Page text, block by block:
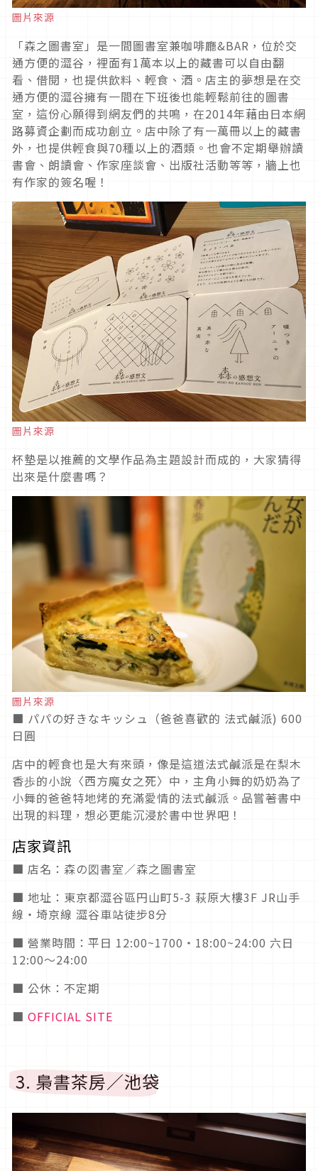
圖片來源
「森之圖書室」是一間圖書室兼咖啡廳&BAR，位於交
通方便的澀谷，裡面有1萬本以上的藏書可以自由翻
看、借閱，也提供飲料、輕食、酒。店主的夢想是在交
通方便的澀谷擁有一間在下班後也能輕鬆前往的圖書
室，這份心願得到網友們的共鳴，在2014年藉由日本網
路募資企劃而成功創立。店中除了有一萬冊以上的藏書
外，也提供輕食與70種以上的酒類。也會不定期舉辦讀
書會、朗讀會、作家座談會、出版社活動等等，牆上也
有作家的簽名喔！
圖片來源
杯墊是以推薦的文學作品為主題設計而成的，大家猜得
出來是什麼書嗎？
圖片來源
■ パパの好きなキッシュ（爸爸喜歡的 法式鹹派) 600
日圓
店中的輕食也是大有來頭，像是這道法式鹹派是在梨木
香歩的小說〈西方魔女之死〉中，主角小舞的奶奶為了
小舞的爸爸特地烤的充滿愛情的法式鹹派。品嘗著書中
出現的料理，想必更能沉浸於書中世界吧！
店家資訊
■ 店名：森の図書室／森之圖書室
■ 地址：東京都澀谷區円山町5-3 萩原大樓3F JR山手
線・埼京線 澀谷車站徒步8分
■ 營業時間：平日 12:00~1700・18:00~24:00 六日
12:00～24:00
■ 公休：不定期
■ OFFICIAL SITE
3. 梟書茶房／池袋